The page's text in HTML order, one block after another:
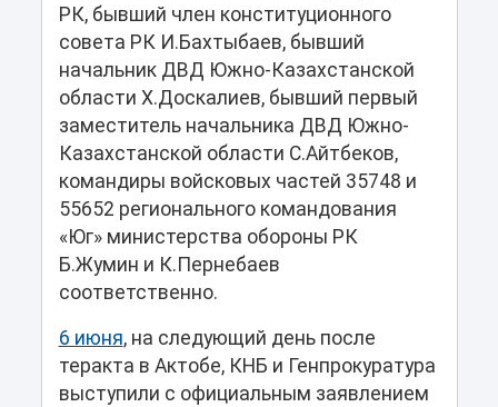
РК, бывший член конституционного
совета РК И.Бахтыбаев, бывший
начальник ДВД Южно-Казахстанской
области Х.Доскалиев, бывший первый
заместитель начальника ДВД Южно-
Казахстанской области С.Айтбеков,
командиры войсковых частей 35748 и
55652 регионального командования
«Юг» министерства обороны РК
Б.Жумин и К.Пернебаев
соответственно.
6 июня, на следующий день после
теракта в Актобе, КНБ и Генпрокуратура
выступили с официальным заявлением